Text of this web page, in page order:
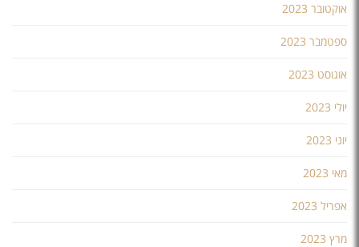
אוקטובר 2023
ספטמבר 2023
אוגוסט 2023
יולי 2023
יוני 2023
מאי 2023
אפריל 2023
מרץ 2023